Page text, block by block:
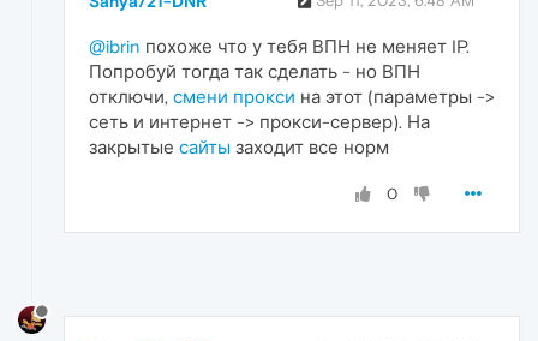
@ibrin похоже что у тебя ВПН не меняет IP.
Попробуй тогда так сделать - но ВПН
отключи, смени прокси на этот (параметры ->
сеть и интернет -> прокси-сервер). На
закрытые сайты заходит все норм
0